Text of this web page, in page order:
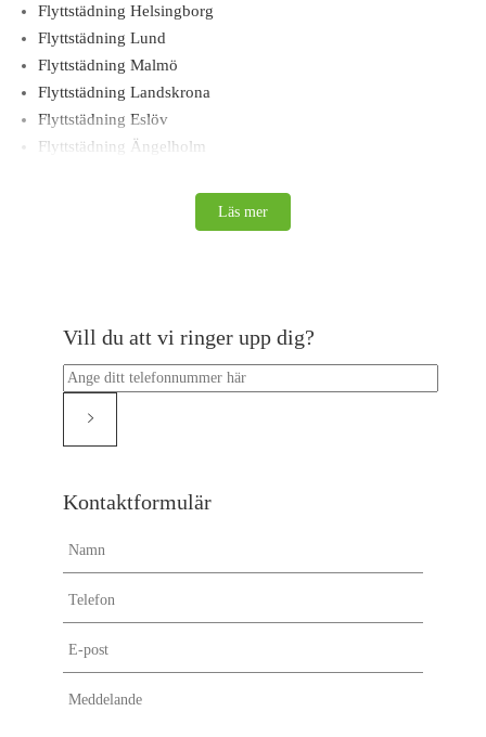
Flyttstädning Helsingborg
Flyttstädning Lund
Flyttstädning Malmö
Flyttstädning Landskrona
Flyttstädning Eslöv
Flyttstädning Ängelholm
Flyttstädning Värmdö
Flyttstädning Växjö
Flyttstädning Uppsala
Flyttstädning Täby
Flyttstädning Trelleborg
Flyttstädning Sundbyberg
Flyttstädning Solna
Flyttstädning Skellefteå
Flyttstädning Svalöv
Läs mer
Vill du att vi ringer upp dig?
Kontaktformulär